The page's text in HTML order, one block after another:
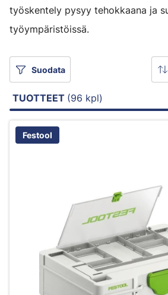
työskentely pysyy tehokkaana ja
työympäristöissä.
Suodata
TUOTTEET (96 kpl)
Festool